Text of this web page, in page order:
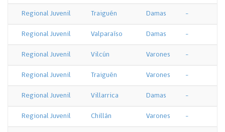
Regional Juvenil Traiguén Damas -
Regional Juvenil Valparaíso Damas -
Regional Juvenil Vilcún Varones -
Regional Juvenil Traiguén Varones -
Regional Juvenil Villarrica Damas -
Regional Juvenil Chillán Varones -